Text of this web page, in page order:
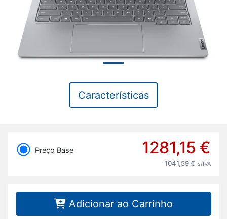
Características
Preço Base 1281,15 €
1041,59 € s/IVA
Adicionar ao Carrinho